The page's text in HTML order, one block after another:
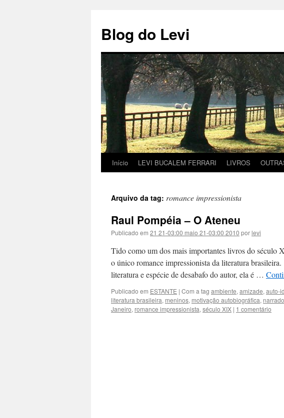
conteúdo
Blog do Levi
Início LEVI BUCALEM FERRARI LIVROS
Arquivo da tag: romance impressionista
Raul Pompéia – O Ateneu
Publicado em 21 21-03:00 maio 21-03:00 2010 porlevi
Tido como um dos mais importantes livros do século
o único romance impressionista da literatura
literatura e espécie de desabafo do autor, ela é …
Publicado em ESTANTE | Com a tag ambiente, amizade, auto-
literatura brasileira, meninos, motivação autobiográfica,
Janeiro, romance impressionista, século XIX | 1 comentário